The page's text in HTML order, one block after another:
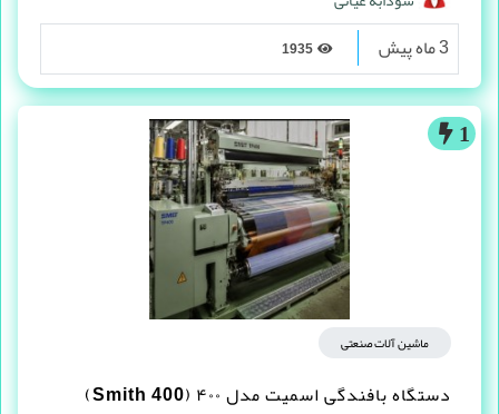
3 ماه پیش
1
ماشین آلات صنعتی
دستگاه بافندگی اسمیت مدل ۴۰۰ (Smith 400)